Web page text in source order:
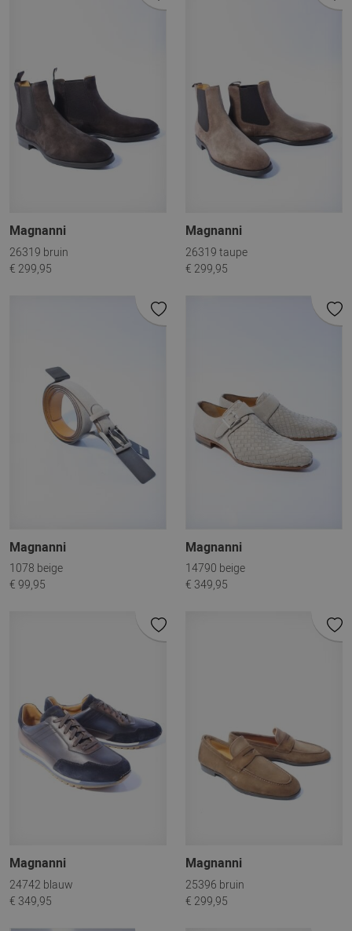
Magnanni
26319 bruin
€ 299,95
Magnanni
26319 taupe
€ 299,95
Magnanni
1078 beige
€ 99,95
Magnanni
14790 beige
€ 349,95
Magnanni
24742 blauw
€ 349,95
Magnanni
25396 bruin
€ 299,95